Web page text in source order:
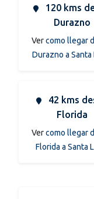
120 kms
Durazno
Vercomo llegar
Durazno a Santa
42 kms
Florida
Vercomo llegar
Florida a Santa